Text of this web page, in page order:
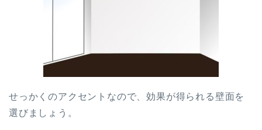
せっかくのアクセントなので、効果が得られる壁面を
選びましょう。